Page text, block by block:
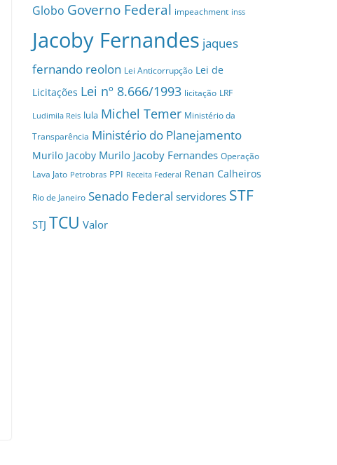
Globo Governo Federal impeachment inss
Jacoby Fernandes jaques
fernando reolon Lei Anticorrupção Lei de
Licitações Lei nº 8.666/1993 licitação LRF
Ludimila Reis lula Michel Temer Ministério da
Transparência Ministério do Planejamento
Murilo Jacoby Murilo Jacoby Fernandes Operação
Lava Jato Petrobras PPI Receita Federal Renan Calheiros
Rio de Janeiro Senado Federal servidores STF
STJ TCU Valor